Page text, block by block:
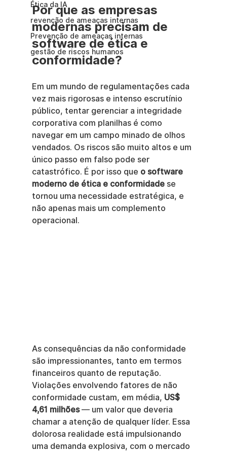
Ética da IA
revenção de ameaças internas
Prevenção de ameaças internas
gestão de riscos humanos
Por que as empresas
modernas precisam de
software de ética e
conformidade?
Em um mundo de regulamentações cada
vez mais rigorosas e intenso escrutínio
público, tentar gerenciar a integridade
corporativa com planilhas é como
navegar em um campo minado de olhos
vendados. Os riscos são muito altos e um
único passo em falso pode ser
catastrófico. É por isso que o software
moderno de ética e conformidade se
tornou uma necessidade estratégica, e
não apenas mais um complemento
operacional.
As consequências da não conformidade
são impressionantes, tanto em termos
financeiros quanto de reputação.
Violações envolvendo fatores de não
conformidade custam, em média, US$
4,61 milhões — um valor que deveria
chamar a atenção de qualquer líder. Essa
dolorosa realidade está impulsionando
uma demanda explosiva, com o mercado